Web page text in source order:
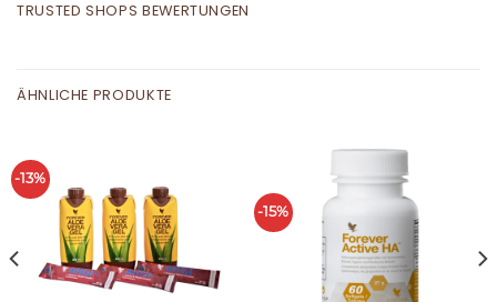
TRUSTED SHOPS BEWERTUNGEN
ÄHNLICHE PRODUKTE
-13%
-15%